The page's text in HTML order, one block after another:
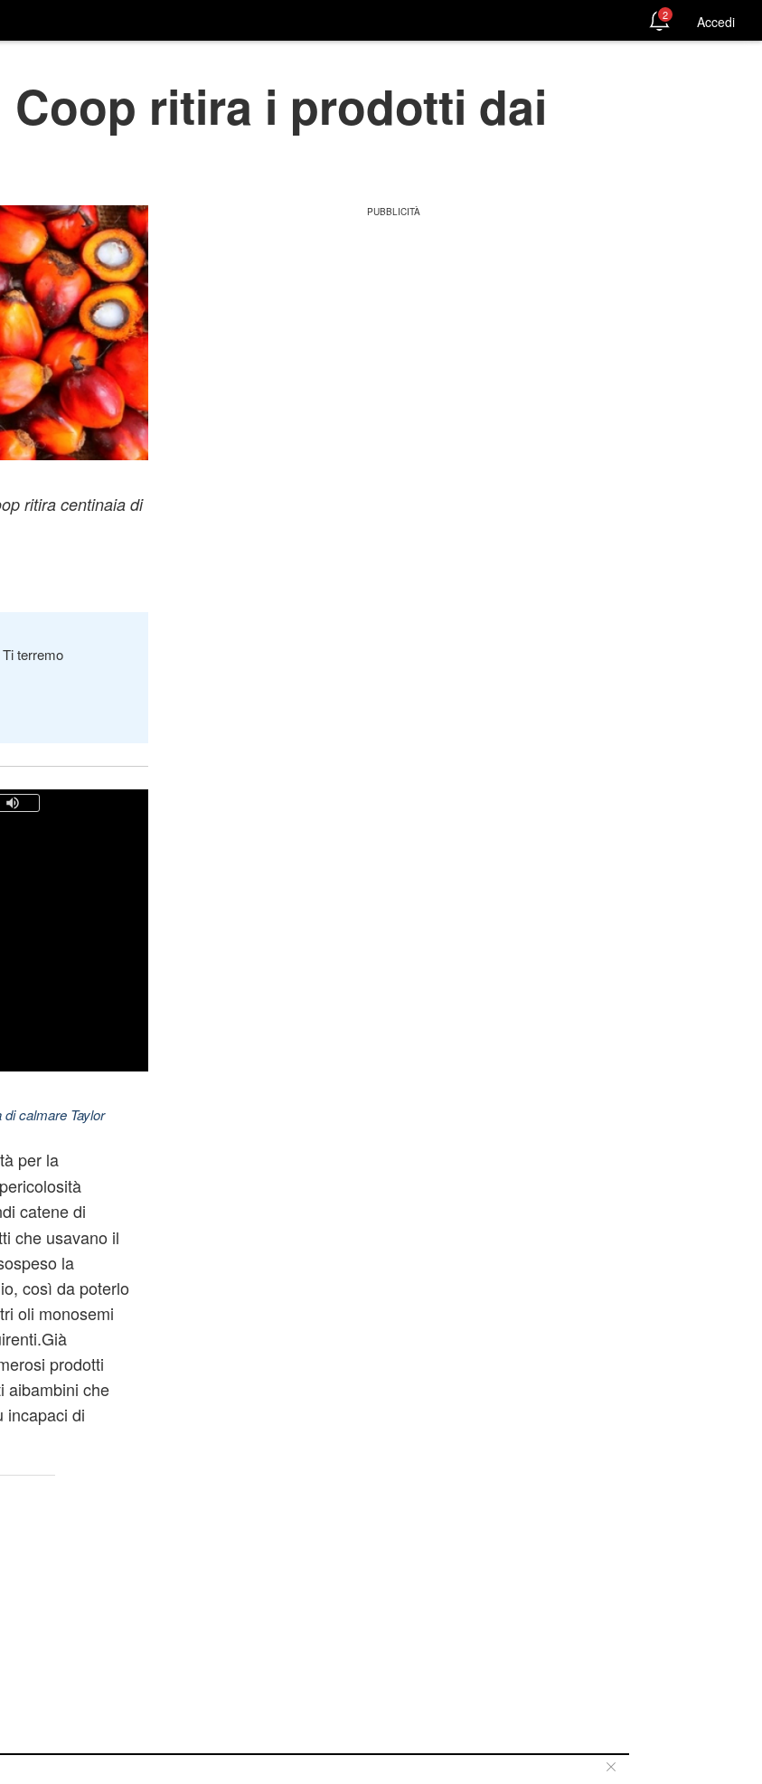
2 Accedi
ritira i prodotti dai
ritira centinaia di
terremo
calmare Taylor
per la
catene di
che usavano il
la
così da poterlo
oli monosemi
prodotti
aibambini che
incapaci di